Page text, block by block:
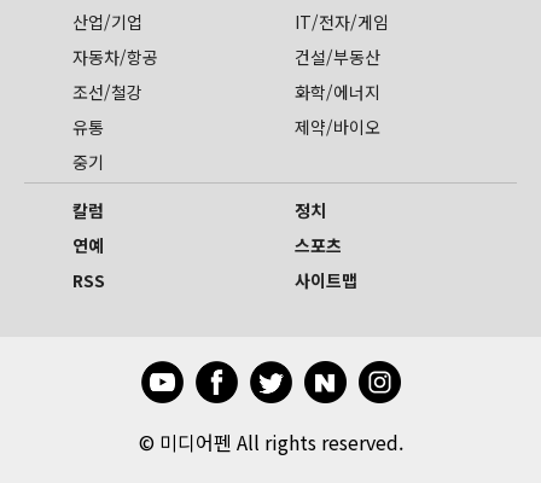
산업/기업
IT/전자/게임
자동차/항공
건설/부동산
조선/철강
화학/에너지
유통
제약/바이오
중기
칼럼
정치
연예
스포츠
RSS
사이트맵
© 미디어펜 All rights reserved.